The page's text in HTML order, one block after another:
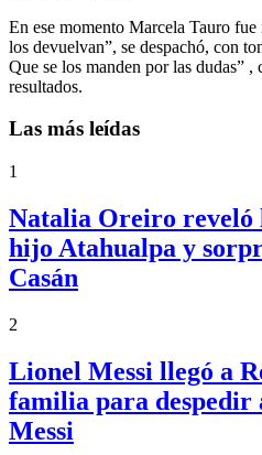
En ese momento Marcela Tauro
los devuelvan”, se despachó, con
Que se los manden por las dudas”
resultados.
Las más leídas
1
Natalia Oreiro reveló
hijo Atahualpa y
Casán
2
Lionel Messi llegó a
familia para despedir
Messi